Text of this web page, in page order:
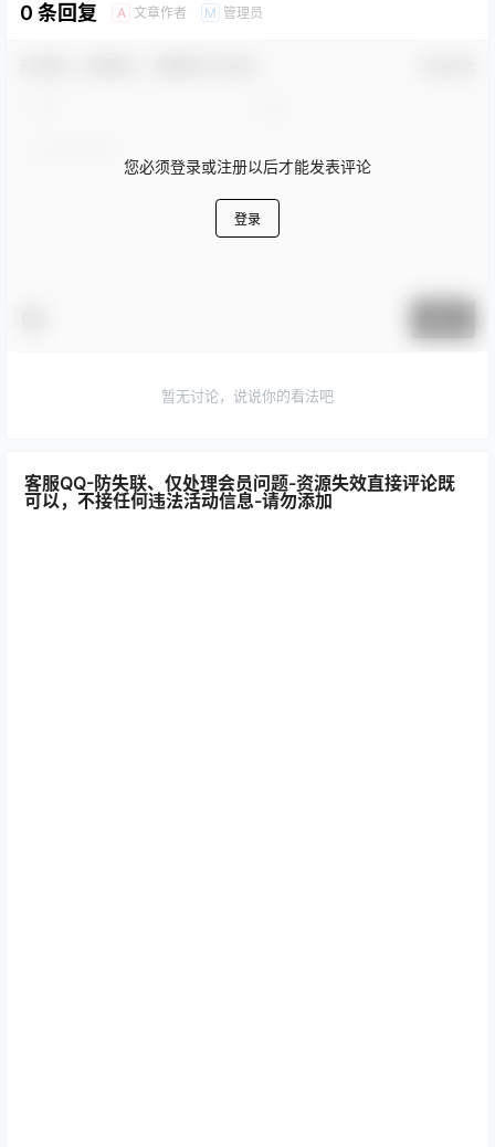
0 条回复 A 文章作者 M 管理员
您必须登录或注册以后才能发表评论
登录
暂无讨论，说说你的看法吧
客服QQ-防失联、仅处理会员问题-资源失效直接评论既
可以，不接任何违法活动信息-请勿添加